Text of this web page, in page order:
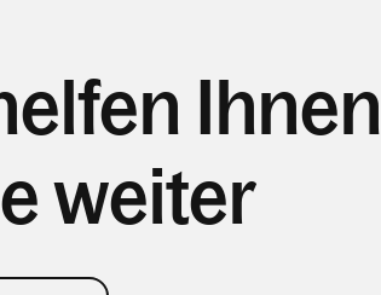
Ihnen
weiter